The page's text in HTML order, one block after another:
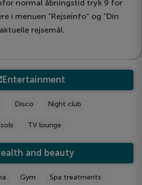
normal åbningstid tryk 9 for
i menuen ”Rejseinfo” og ”Din
rejsemål.
Entertainment
Disco Night club
TV lounge
and beauty
Gym Spa treatments